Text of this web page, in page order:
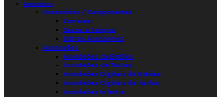
Acordeões
Acessórios / Componentes
Correias
Sacos e Estojos
Outros Acessórios
Acordeões
Acordeões de Botões
Acordeões de Teclas
Acordeões Digitais de Botões
Acordeões Digitais de Teclas
Acordeões Infantis